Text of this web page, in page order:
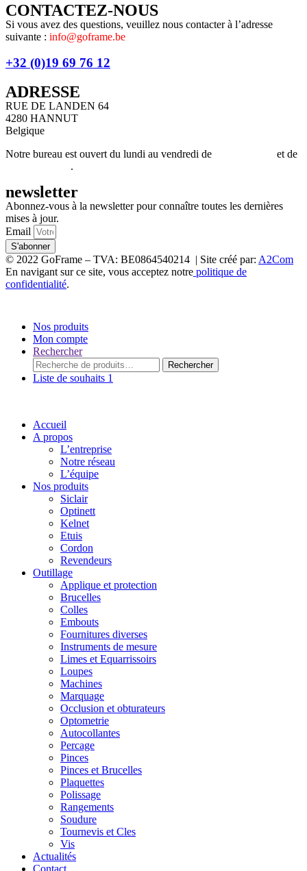
CONTACTEZ-NOUS
Si vous avez des questions, veuillez nous contacter à l’adresse
suivante : info@goframe.be
+32 (0)19 69 76 12
ADRESSE
RUE DE LANDEN 64
4280 HANNUT
Belgique
Notre bureau est ouvert du lundi au vendredi de
et de
.
newsletter
Abonnez-vous à la newsletter pour connaître toutes les dernières
mises à jour.
Email
S'abonner
© 2022 GoFrame – TVA: BE0864540214 | Site créé par: A2Com
En navigant sur ce site, vous acceptez notre politique de
confidentialité.
Nos produits
Mon compte
Rechercher
Rechercher :
Rechercher
Liste de souhaits 1
Accueil
A propos
L’entreprise
Notre réseau
L’équipe
Nos produits
Siclair
Optinett
Kelnet
Etuis
Cordon
Revendeurs
Outillage
Applique et protection
Brucelles
Colles
Embouts
Fournitures diverses
Instruments de mesure
Limes et Equarrissoirs
Loupes
Machines
Marquage
Occlusion et obturateurs
Optometrie
Autocollantes
Percage
Pinces
Pinces et Brucelles
Plaquettes
Polissage
Rangements
Soudure
Tournevis et Cles
Vis
Actualités